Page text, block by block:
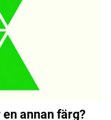
annan färg?